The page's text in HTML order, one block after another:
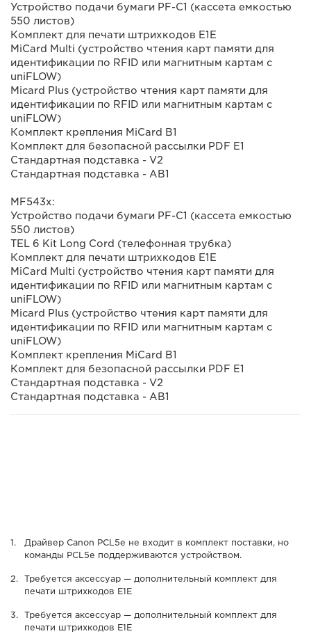
Устройство подачи бумаги PF-C1 (кассета емкостью
550 листов)
Комплект для печати штрихкодов E1E
MiCard Multi (устройство чтения карт памяти для
идентификации по RFID или магнитным картам с
uniFLOW)
Micard Plus (устройство чтения карт памяти для
идентификации по RFID или магнитным картам с
uniFLOW)
Комплект крепления MiCard B1
Комплект для безопасной рассылки PDF E1
Стандартная подставка - V2
Стандартная подставка - AB1
MF543x:
Устройство подачи бумаги PF-C1 (кассета емкостью
550 листов)
TEL 6 Kit Long Cord (телефонная трубка)
Комплект для печати штрихкодов E1E
MiCard Multi (устройство чтения карт памяти для
идентификации по RFID или магнитным картам с
uniFLOW)
Micard Plus (устройство чтения карт памяти для
идентификации по RFID или магнитным картам с
uniFLOW)
Комплект крепления MiCard B1
Комплект для безопасной рассылки PDF E1
Стандартная подставка - V2
Стандартная подставка - AB1
Драйвер Canon PCL5e не входит в комплект поставки, но
команды PCL5e поддерживаются устройством.
Требуется аксессуар — дополнительный комплект для
печати штрихкодов E1E
Требуется аксессуар — дополнительный комплект для
печати штрихкодов E1E